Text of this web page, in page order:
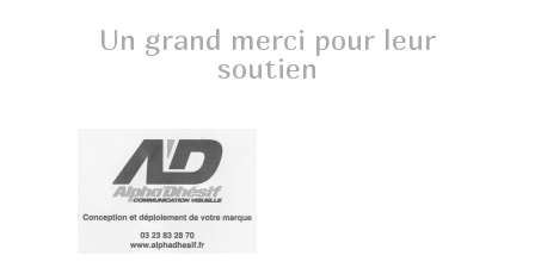
Un grand merci pour leur
soutien